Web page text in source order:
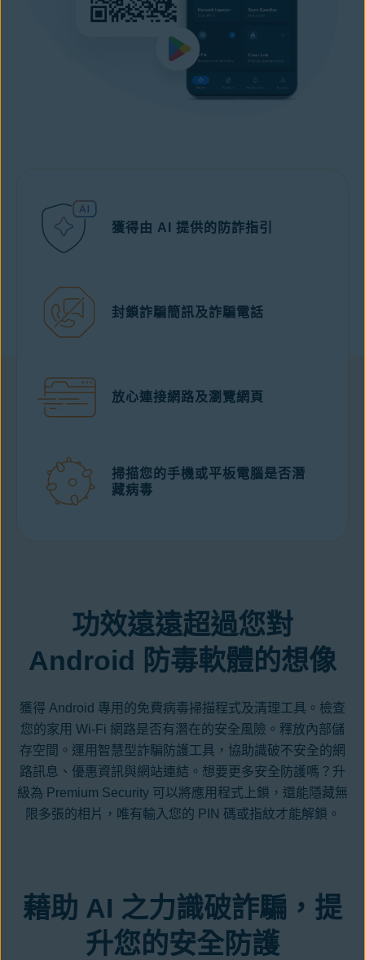
獲得由 AI 提供的防詐指引
封鎖詐騙簡訊及詐騙電話
放心連接網路及瀏覽網頁
掃描您的手機或平板電腦是否潛
藏病毒
功效遠遠超過您對
Android 防毒軟體的想像
獲得 Android 專用的免費病毒掃描程式及清理工具。檢查
您的家用 Wi-Fi 網路是否有潛在的安全風險。釋放內部儲
存空間。運用智慧型詐騙防護工具，協助識破不安全的網
路訊息、優惠資訊與網站連結。想要更多安全防護嗎？升
級為 Premium Security 可以將應用程式上鎖，還能隱藏無
限多張的相片，唯有輸入您的 PIN 碼或指紋才能解鎖。
藉助 AI 之力識破詐騙，提
升您的安全防護